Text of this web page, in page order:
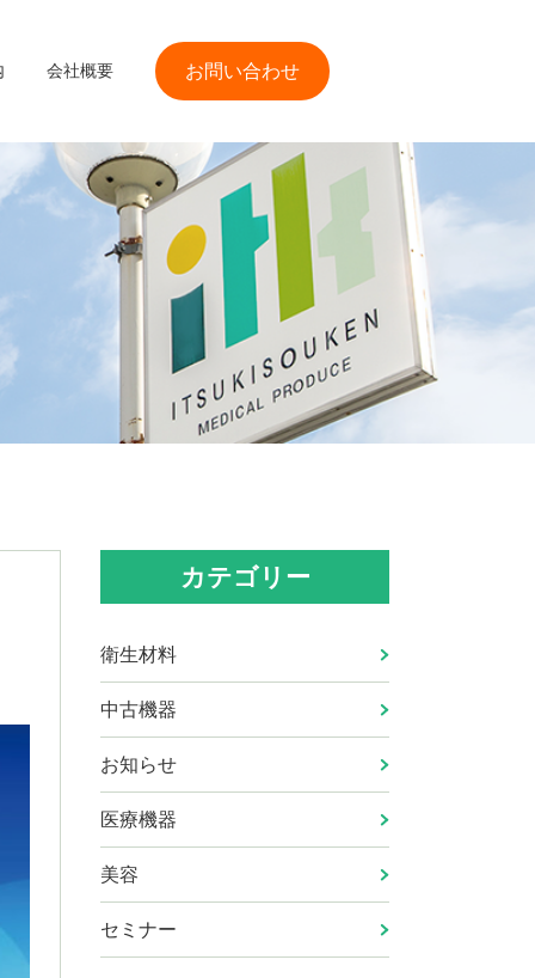
会社概要 お問い合わせ
カテゴリー
衛生材料
中古機器
お知らせ
医療機器
美容
セミナー